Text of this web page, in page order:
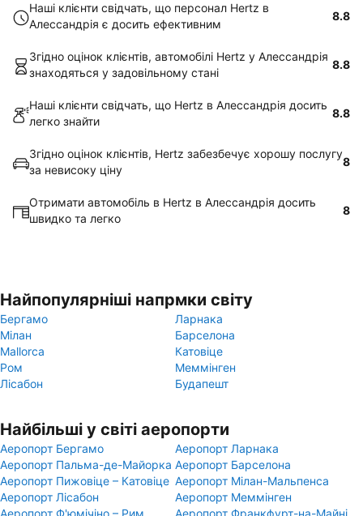
Наші клієнти свідчать, що персонал Hertz в
Алессандрія є досить ефективним
8.8
Згідно оцінок клієнтів, автомобілі Hertz у Алессандрія
знаходяться у задовільному стані
8.8
Наші клієнти свідчать, що Hertz в Алессандрія досить
легко знайти
8.8
Згідно оцінок клієнтів, Hertz забезбечує хорошу послугу
за невисоку ціну
8
Отримати автомобіль в Hertz в Алессандрія досить
швидко та легко
8
Найпопулярніші напрмки світу
Бергамо
Ларнака
Мілан
Барселона
Mallorca
Катовіце
Ром
Меммінген
Лісабон
Будапешт
Найбільші у світі аеропорти
Аеропорт Бергамо
Аеропорт Ларнака
Аеропорт Пальма-де-Майорка Аеропорт Барселона
Аеропорт Пижовіце – Катовіце Аеропорт Мілан-Мальпенса
Аеропорт Лісабон
Аеропорт Меммінген
Аеропорт Ф'юмічіно – Рим
Аеропорт Франкфурт-на-Майні